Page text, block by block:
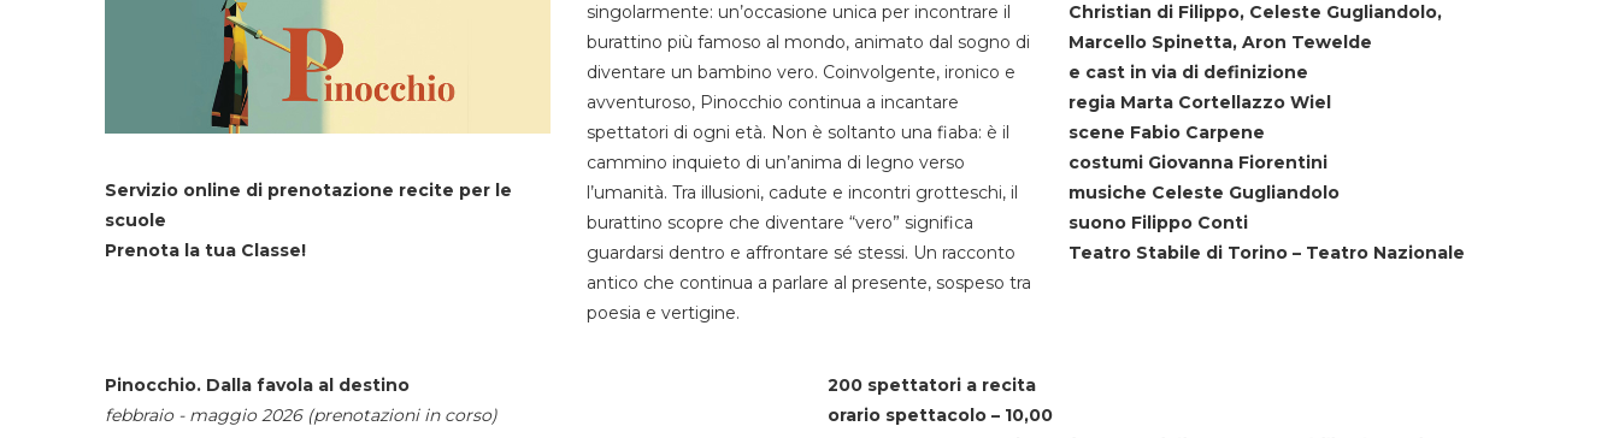
Servizio online di prenotazione recite per le
scuole
Prenota la tua Classe!
singolarmente: un’occasione unica per incontrare il
burattino più famoso al mondo, animato dal sogno di
diventare un bambino vero. Coinvolgente, ironico e
avventuroso, Pinocchio continua a incantare
spettatori di ogni età. Non è soltanto una fiaba: è il
cammino inquieto di un’anima di legno verso
l’umanità. Tra illusioni, cadute e incontri grotteschi, il
burattino scopre che diventare “vero” significa
guardarsi dentro e affrontare sé stessi. Un racconto
antico che continua a parlare al presente, sospeso tra
poesia e vertigine.
Christian di Filippo, Celeste Gugliandolo,
Marcello Spinetta, Aron Tewelde
e cast in via di definizione
regia Marta Cortellazzo Wiel
scene Fabio Carpene
costumi Giovanna Fiorentini
musiche Celeste Gugliandolo
suono Filippo Conti
Teatro Stabile di Torino – Teatro Nazionale
Pinocchio. Dalla favola al destino
febbraio - maggio 2026 (prenotazioni in corso)
200 spettatori a recita
orario spettacolo – 10,00